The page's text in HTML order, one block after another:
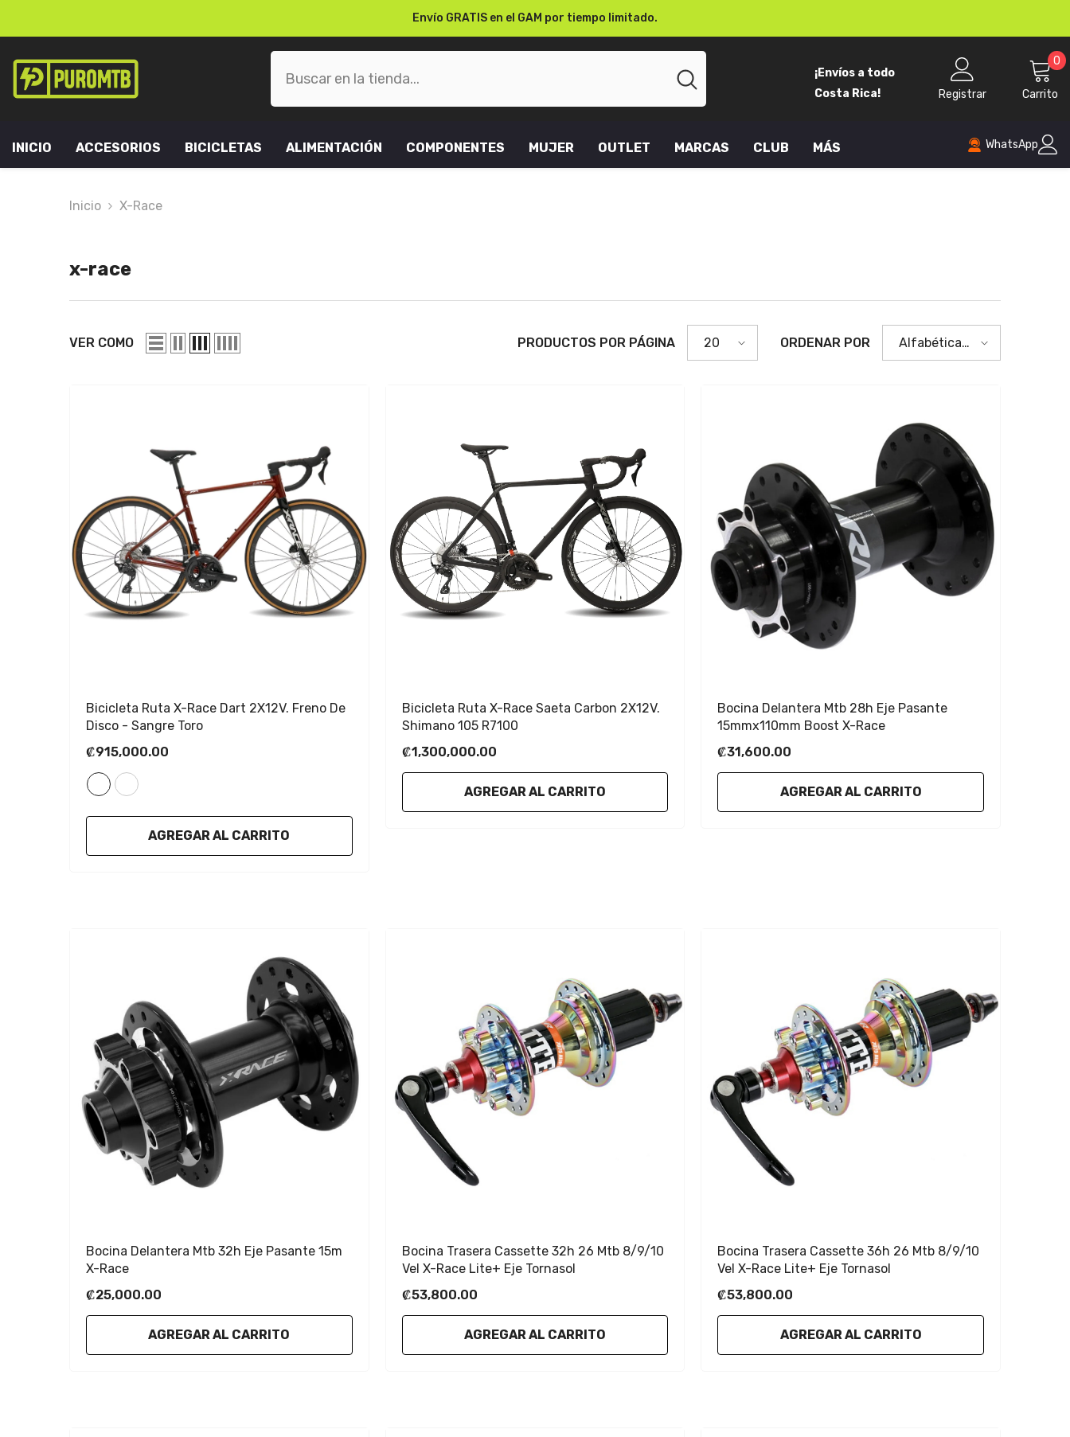
Paga cuando recibes en la comodidad de tu casa u oficina.
¡Envíos a todo
Costa Rica!
Registrar Carrito
0 0
INICIO ACCESORIOS BICICLETAS ALIMENTACIÓN COMPONENTES MUJER OUTLET MARCAS CLUB MÁS WhatsApp
Inicio X-Race
x-race
VER COMO PRODUCTOS POR PÁGINA 20 ORDENAR POR
Alfabéticamente,
A-Z
Bicicleta Ruta X-Race Dart 2X12V. Freno De
Disco - Sangre Toro
₡915,000.00
AGREGAR AL CARRITO
Bicicleta Ruta X-Race Saeta Carbon 2X12V.
Shimano 105 R7100
₡1,300,000.00
AGREGAR AL CARRITO
Bocina Delantera Mtb 28h Eje Pasante
15mmx110mm Boost X-Race
₡31,600.00
AGREGAR AL CARRITO
Bocina Delantera Mtb 32h Eje Pasante 15m
X-Race
₡25,000.00
AGREGAR AL CARRITO
Bocina Trasera Cassette 32h 26 Mtb 8/9/10
Vel X-Race Lite+ Eje Tornasol
₡53,800.00
AGREGAR AL CARRITO
Bocina Trasera Cassette 36h 26 Mtb 8/9/10
Vel X-Race Lite+ Eje Tornasol
₡53,800.00
AGREGAR AL CARRITO